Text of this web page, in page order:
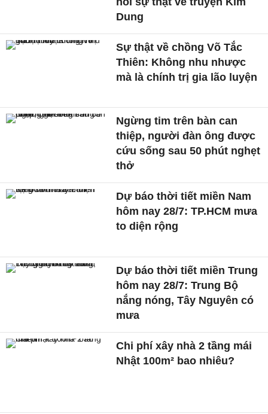
Dung
Sự thật về chồng Võ Tắc
Thiên: Không nhu nhược
mà là chính trị gia lão luyện
Ngừng tim trên bàn can
thiệp, người đàn ông được
cứu sống sau 50 phút nghẹt
thở
Dự báo thời tiết miền Nam
hôm nay 28/7: TP.HCM mưa
to diện rộng
Dự báo thời tiết miền Trung
hôm nay 28/7: Trung Bộ
nắng nóng, Tây Nguyên có
mưa
Chi phí xây nhà 2 tầng mái
Nhật 100m² bao nhiêu?